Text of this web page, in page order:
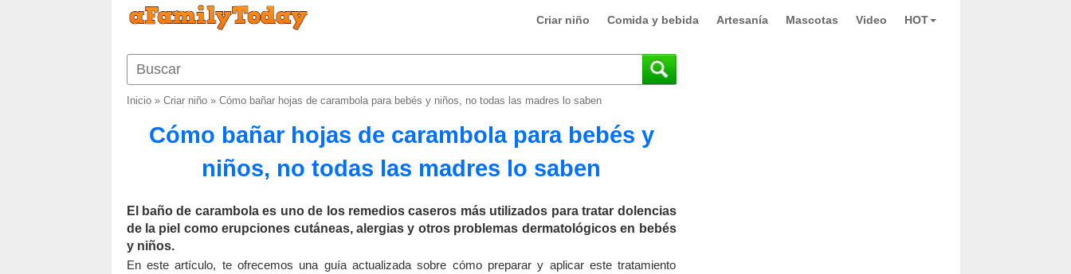
Criar niño Comida y bebida Artesanía Mascotas Video HOT
Inicio» Criar niño» Cómo bañar hojas de carambola para bebés y niños, no todas las madres lo saben
Cómo bañar hojas de carambola para bebés y
niños, no todas las madres lo saben
El baño de carambola es uno de los remedios caseros más utilizados para tratar dolencias
de la piel como erupciones cutáneas, alergias y otros problemas dermatológicos en bebés
y niños.
En este artículo, te ofrecemos una guía actualizada sobre cómo preparar y aplicar este tratamiento